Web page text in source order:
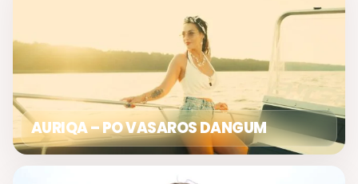
AURIQA – PO VASAROS DANGUM